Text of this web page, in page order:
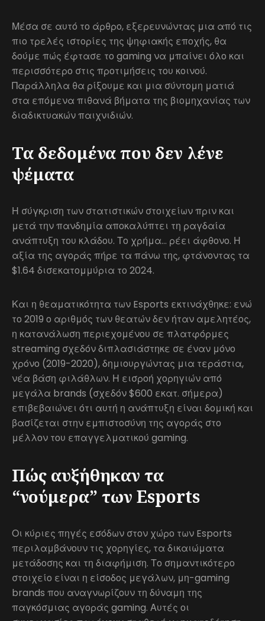
Μέσα σε αυτό το άρθρο, εξερευνώντας μια από τις
πιο τρελές ιστορίες της ψηφιακής εποχής, θα
δούμε πώς έφτασε το gaming να μπαίνει όλο και
περισσότερο στις προτιμήσεις του κοινού.
Παράλληλα θα ρίξουμε και μια σύντομη ματιά
στα επόμενα πιθανά βήματα της βιομηχανίας των
διαδικτυακών παιχνιδιών.
Τα δεδομένα που δεν λένε
ψέματα
Η σύγκριση των στατιστικών στοιχείων πριν και
μετά την πανδημία αποκαλύπτει τη ραγδαία
ανάπτυξη του κλάδου. Το χρήμα… ρέει άφθονο. Η
αξία της αγοράς πήρε τα πάνω της, φτάνοντας τα
$1.64 δισεκατομμύρια το 2024.
Και η θεαματικότητα των Esports εκτινάχθηκε: ενώ
το 2019 ο αριθμός των θεατών δεν ήταν αμελητέος,
η κατανάλωση περιεχομένου σε πλατφόρμες
streaming σχεδόν διπλασιάστηκε σε έναν μόνο
χρόνο (2019-2020), δημιουργώντας μια τεράστια,
νέα βάση φιλάθλων. Η εισροή χορηγιών από
μεγάλα brands (σχεδόν $600 εκατ. σήμερα)
επιβεβαιώνει ότι αυτή η ανάπτυξη είναι δομική και
βασίζεται στην εμπιστοσύνη της αγοράς στο
μέλλον του επαγγελματικού gaming.
Πώς αυξήθηκαν τα
“νούμερα” των Esports
Οι κύριες πηγές εσόδων στον χώρο των Esports
περιλαμβάνουν τις χορηγίες, τα δικαιώματα
μετάδοσης και τη διαφήμιση. Το σημαντικότερο
στοιχείο είναι η είσοδος μεγάλων, μη-gaming
brands που αναγνωρίζουν τη δύναμη της
παγκόσμιας αγοράς gaming. Αυτές οι